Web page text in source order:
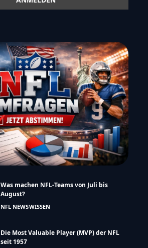
Was machen NFL-Teams von Juli bis
August?
NFL NEWSWISSEN
Die Most Valuable Player (MVP) der NFL
seit 1957